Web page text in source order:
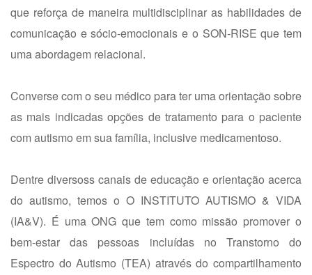
que reforça de maneira multidisciplinar as habilidades de
comunicação e sócio-emocionais e o SON-RISE que tem
uma abordagem relacional.
Converse com o seu médico para ter uma orientação sobre
as mais indicadas opções de tratamento para o paciente
com autismo em sua família, inclusive medicamentoso.
Dentre diversoss canais de educação e orientação acerca
do autismo, temos o O INSTITUTO AUTISMO & VIDA
(IA&V). É uma ONG que tem como missão promover o
bem-estar das pessoas incluídas no Transtorno do
Espectro do Autismo (TEA) através do compartilhamento